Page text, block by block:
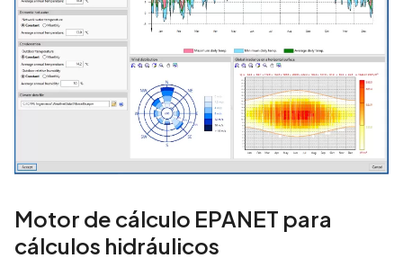
Motor de cálculo EPANET para
cálculos hidráulicos